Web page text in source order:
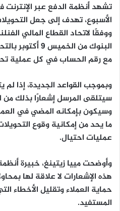
تشهد أنظمة الدفع عبر الإنترنت
الأسبوع، تهدف إلى جعل
البنوك منالخميس 9 أكتوبر
مع رقم الحسابفي كل عملية
وبموجب القواعد الجديدة، إذا
سيتلقى المرسل إشعارًا بذلك من
وسيكون بإمكانه المضي في
ما يحد من إمكانية وقوع
عمليات احتيال.
وأوضحت مييا زيتينغ، خبيرة
هذه الإشعارات لا علاقة لها
حماية العملاء وتقليل الأخطاء
المستفيد.